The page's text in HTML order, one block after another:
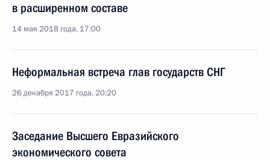
в расширенном составе
14 мая 2018 года, 17:00
Неформальная встреча глав государств СНГ
26 декабря 2017 года, 20:20
Заседание Высшего Евразийского
экономического совета